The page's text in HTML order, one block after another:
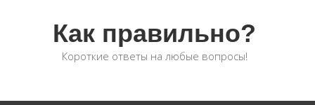
Как правильно?
Короткие ответы на любые вопросы!